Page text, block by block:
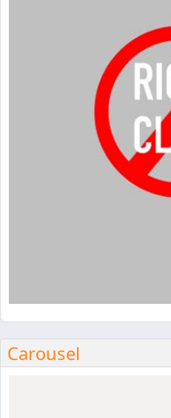
Carousel